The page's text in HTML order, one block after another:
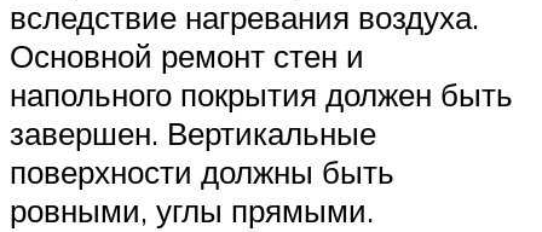
вследствие нагревания воздуха.
Основной ремонт стен и
напольного покрытия должен быть
завершен. Вертикальные
поверхности должны быть
ровными, углы прямыми.